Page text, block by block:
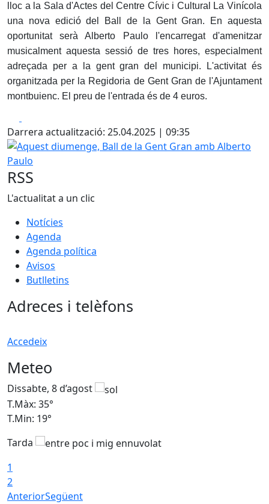
lloc a la Sala d'Actes del Centre Cívic i Cultural La Vinícola
una nova edició del Ball de la Gent Gran. En aquesta
oportunitat serà Alberto Paulo l'encarregat d'amenitzar
musicalment aquesta sessió de tres hores, especialment
adreçada per a la gent gran del municipi. L'activitat és
organitzada per la Regidoria de Gent Gran de l'Ajuntament
montbuienc. El preu de l'entrada és de 4 euros.
Darrera actualització: 25.04.2025 | 09:35
Aquest diumenge, Ball de la Gent Gran amb Alberto Paulo
RSS
L'actualitat a un clic
Notícies
Agenda
Agenda política
Avisos
Butlletins
Adreces i telèfons
Accedeix
Meteo
Dissabte, 8 d’agost
T.Màx: 35°
T.Min: 19°
Tarda
1
2
AnteriorSegüent